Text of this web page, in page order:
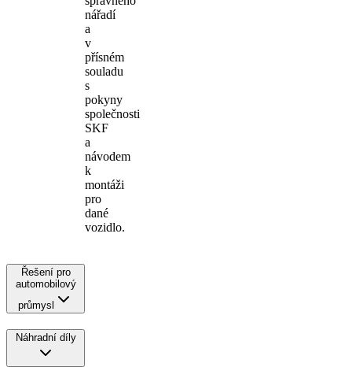
nářadí
a
v
přísném
souladu
s
pokyny
společnosti
SKF
a
návodem
k
montáži
pro
dané
vozidlo.
Řešení pro
automobilový
průmysl
Náhradní díly